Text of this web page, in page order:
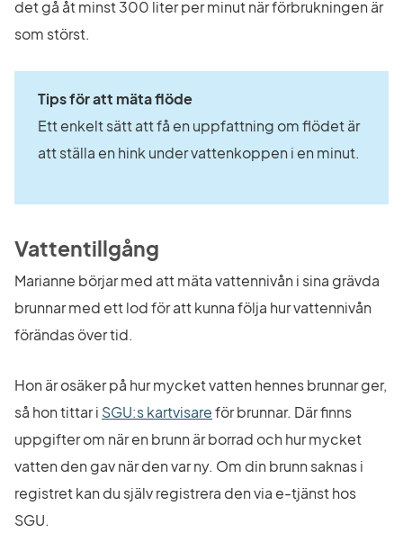
det gå åt minst 300 liter per minut när förbrukningen är
som störst.
Tips för att mäta flöde
Ett enkelt sätt att få en uppfattning om flödet är
att ställa en hink under vattenkoppen i en minut.
Vattentillgång
Marianne börjar med att mäta vattennivån i sina grävda
brunnar med ett lod för att kunna följa hur vattennivån
förändas över tid.
Hon är osäker på hur mycket vatten hennes brunnar ger,
så hon tittar i SGU:s kartvisareLänk till annan webbplats.
för brunnar. Där finns
uppgifter om när en brunn är borrad och hur mycket
vatten den gav när den var ny. Om din brunn saknas i
registret kan du själv registrera den via e-tjänst hos
SGU.